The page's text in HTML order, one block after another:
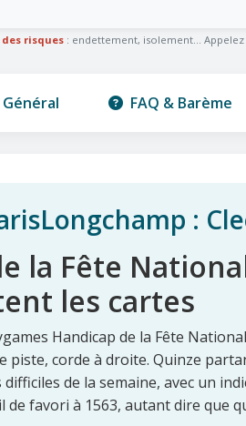
risques : endettement, isolement... Appelez
FAQ & Barème
:
la Fête
les cartes
Handicap de la Fête
piste, corde à droite. Quinze
de la semaine, avec un
de favori à 1563, autant dire que